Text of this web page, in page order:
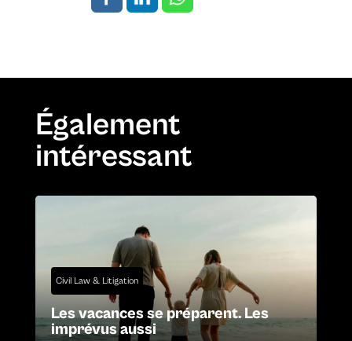
Également
intéressant
Civil Law & Litigation
Les vacances se préparent. Les
imprévus aussi